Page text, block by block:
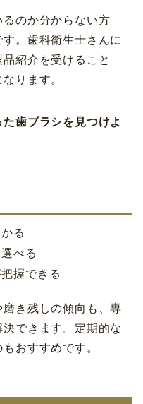
のか分からない方
。歯科衛生士さんに
紹介を受けること
ります。
歯ブラシを見つけよ
る
べる
握できる
き残しの傾向も、専
できます。定期的な
おすすめです。